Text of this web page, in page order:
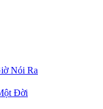
Nói Ra
Đời